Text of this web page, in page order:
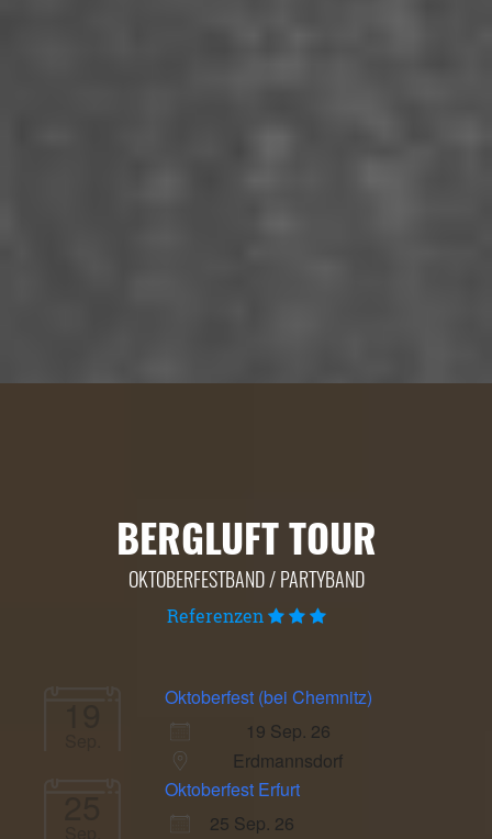
BERGLUFT TOUR
OKTOBERFESTBAND / PARTYBAND
Referenzen
19
Oktoberfest (bei Chemnitz)
19 Sep. 26
Erdmannsdorf
25
Oktoberfest Erfurt
25 Sep. 26